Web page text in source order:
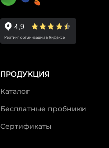
ПРОДУКЦИЯ
Каталог
Бесплатные пробники
Сертификаты